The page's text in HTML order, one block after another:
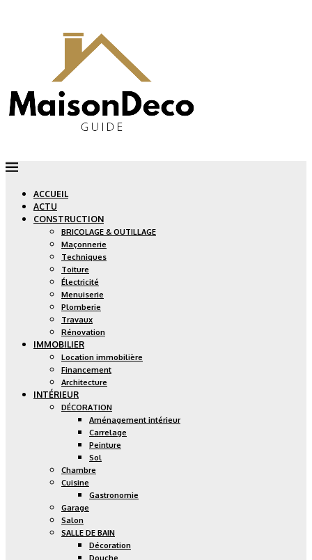
ACCUEIL
ACTU
CONSTRUCTION
BRICOLAGE & OUTILLAGE
Maçonnerie
Techniques
Toiture
Électricité
Menuiserie
Plomberie
Travaux
Rénovation
IMMOBILIER
Location immobilière
Financement
Architecture
INTÉRIEUR
DÉCORATION
Aménagement intérieur
Carrelage
Peinture
Sol
Chambre
Cuisine
Gastronomie
Garage
Salon
SALLE DE BAIN
Décoration
Douche